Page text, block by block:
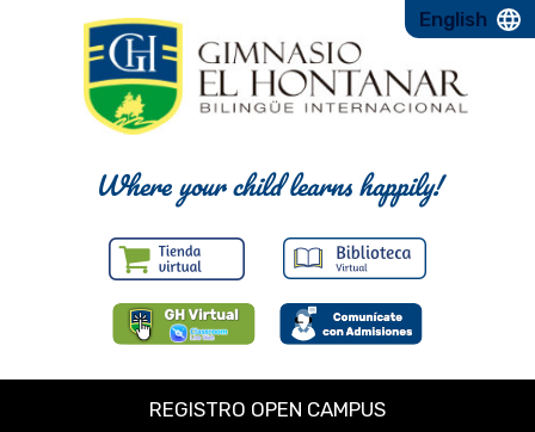
Where your child learns happily!
English
REGISTRO OPEN CAMPUS